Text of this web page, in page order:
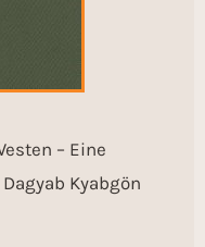
– Eine
Kyabgön